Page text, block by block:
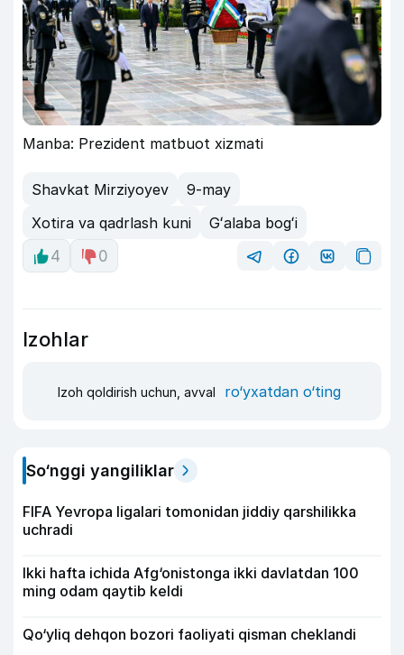
Manba: Prezident matbuot xizmati
Shavkat Mirziyoyev
9-may
Xotira va qadrlash kuni
Gʻalaba bogʻi
4
0
Izohlar
Izoh qoldirish uchun, avval ro‘yxatdan o‘ting
So‘nggi yangiliklar
FIFA Yevropa ligalari tomonidan jiddiy qarshilikka
uchradi
Ikki hafta ichida Afg‘onistonga ikki davlatdan 100
ming odam qaytib keldi
Qo‘yliq dehqon bozori faoliyati qisman cheklandi